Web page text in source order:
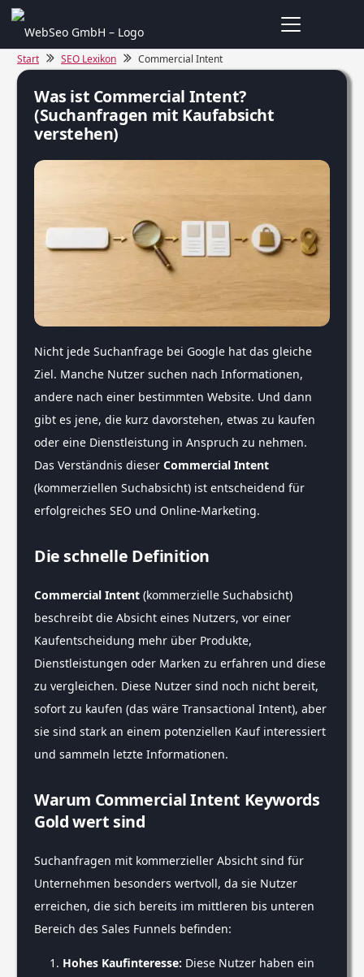
Start SEO Lexikon Commercial Intent
Was ist Commercial Intent?
(Suchanfragen mit Kaufabsicht
verstehen)
Nicht jede Suchanfrage bei Google hat das gleiche
Ziel. Manche Nutzer suchen nach Informationen,
andere nach einer bestimmten Website. Und dann
gibt es jene, die kurz davorstehen, etwas zu kaufen
oder eine Dienstleistung in Anspruch zu nehmen.
Das Verständnis dieser Commercial Intent
(kommerziellen Suchabsicht) ist entscheidend für
erfolgreiches SEO und Online-Marketing.
Die schnelle Definition
Commercial Intent (kommerzielle Suchabsicht)
beschreibt die Absicht eines Nutzers, vor einer
Kaufentscheidung mehr über Produkte,
Dienstleistungen oder Marken zu erfahren und diese
zu vergleichen. Diese Nutzer sind noch nicht bereit,
sofort zu kaufen (das wäre Transactional Intent), aber
sie sind stark an einem potenziellen Kauf interessiert
und sammeln letzte Informationen.
Warum Commercial Intent Keywords
Gold wert sind
Suchanfragen mit kommerzieller Absicht sind für
Unternehmen besonders wertvoll, da sie Nutzer
erreichen, die sich bereits im mittleren bis unteren
Bereich des Sales Funnels befinden:
Hohes Kaufinteresse: Diese Nutzer haben ein